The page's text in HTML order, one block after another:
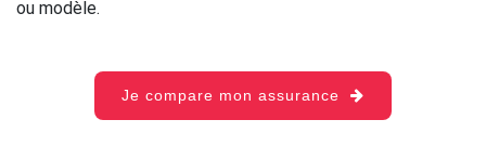
ou modèle.
Je compare mon assurance